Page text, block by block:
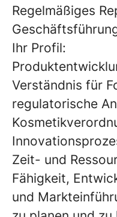
Regelmäßiges
Ihr Profil:
Verständnis für
regulatorische
Zeit- und
Fähigkeit,
und